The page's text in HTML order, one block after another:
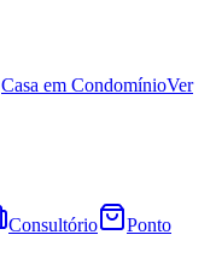
Casa em CondomínioVer
Consultório
Ponto